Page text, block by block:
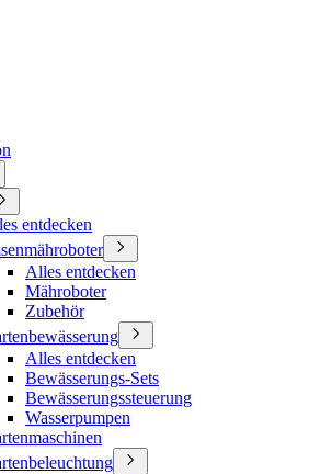
entdecken
Alles entdecken
Mähroboter
Zubehör
Alles entdecken
Bewässerungs-Sets
Bewässerungssteuerung
Wasserpumpen